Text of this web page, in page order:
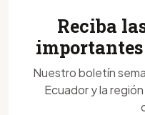
Reciba
Nuestro boletín
Ecuador y la